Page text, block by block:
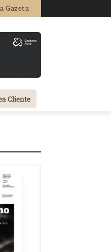
Gazeta
Cliente